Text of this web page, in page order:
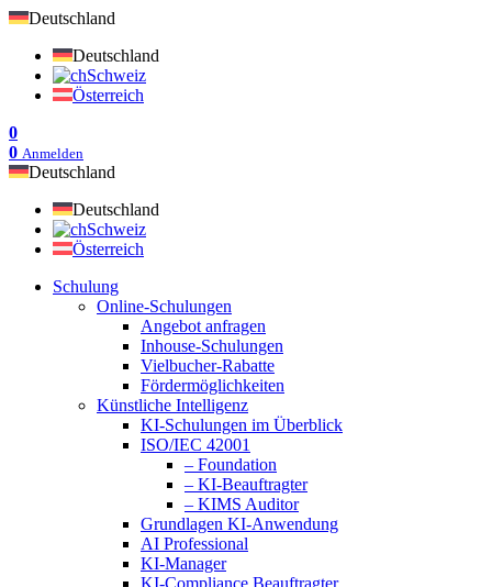
Deutschland
Deutschland
Schweiz
Österreich
0
0 Anmelden
Deutschland
Deutschland
Schweiz
Österreich
Schulung
Online-Schulungen
Angebot anfragen
Inhouse-Schulungen
Vielbucher-Rabatte
Fördermöglichkeiten
Künstliche Intelligenz
KI-Schulungen im Überblick
ISO/IEC 42001
– Foundation
– KI-Beauftragter
– KIMS Auditor
Grundlagen KI-Anwendung
AI Professional
KI-Manager
KI-Compliance Beauftragter